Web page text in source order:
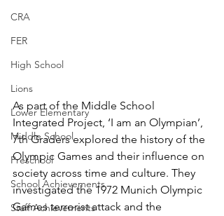
CRA
FER
High School
Lions
Lower Elementary
Middle School
Preschool
School Achievements
Staff Achievements
As part of the Middle School
Integrated Project, ‘I am an Olympian’,
7th Graders explored the history of the
Olympic Games and their influence on
society across time and culture. They
investigated the 1972 Munich Olympic
Games terrorist attack and the